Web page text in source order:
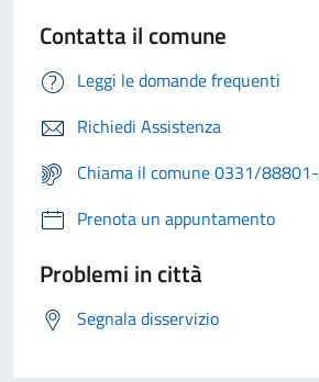
Contatta il comune
Leggi le domande frequenti
Richiedi Assistenza
Chiama il comune 0331/
Prenota un appuntamento
Problemi in città
Segnala disservizio